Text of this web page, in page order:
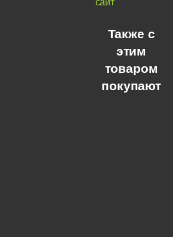
сайт
Также с
этим
товаром
покупают